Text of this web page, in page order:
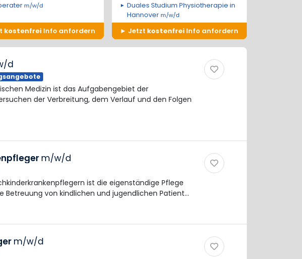
m/w/d
kostenfrei Info anfordern
Duales Studium Physiotherapie in
Hannoverm/w/d
Jetzt kostenfrei Info anfordern
d
Medizin ist das Aufgabengebiet der
der Verbreitung, dem Verlauf und den Folgen
m/w/d
ist die eigenständige Pflege
Betreuung von kindlichen und jugendlichen Patient…
m/w/d